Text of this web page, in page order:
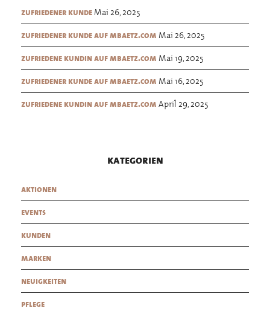
zufriedener kunde Mai 26, 2025
zufriedener kunde auf mbaetz.com Mai 26, 2025
zufriedene kundin auf mbaetz.com Mai 19, 2025
zufriedener kunde auf mbaetz.com Mai 16, 2025
zufriedene kundin auf mbaetz.com April 29, 2025
kategorien
aktionen
events
kunden
marken
neuigkeiten
pflege